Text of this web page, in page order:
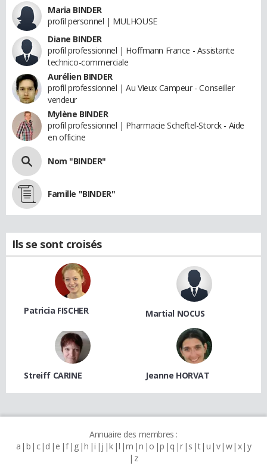
Maria BINDER
profil personnel | MULHOUSE
Diane BINDER
profil professionnel | Hoffmann France - Assistante
technico-commerciale
Aurélien BINDER
profil professionnel | Au Vieux Campeur - Conseiller
vendeur
Mylène BINDER
profil professionnel | Pharmacie Scheftel-Storck - Aide
en officine
Nom "BINDER"
Famille "BINDER"
Ils se sont croisés
Patricia FISCHER Martial NOCUS
Streiff CARINE Jeanne HORVAT
Annuaire des membres :
a b c d e f g h i j k l m n o p q r s t u v w x y
z